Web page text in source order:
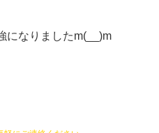
になりましたm(__)m